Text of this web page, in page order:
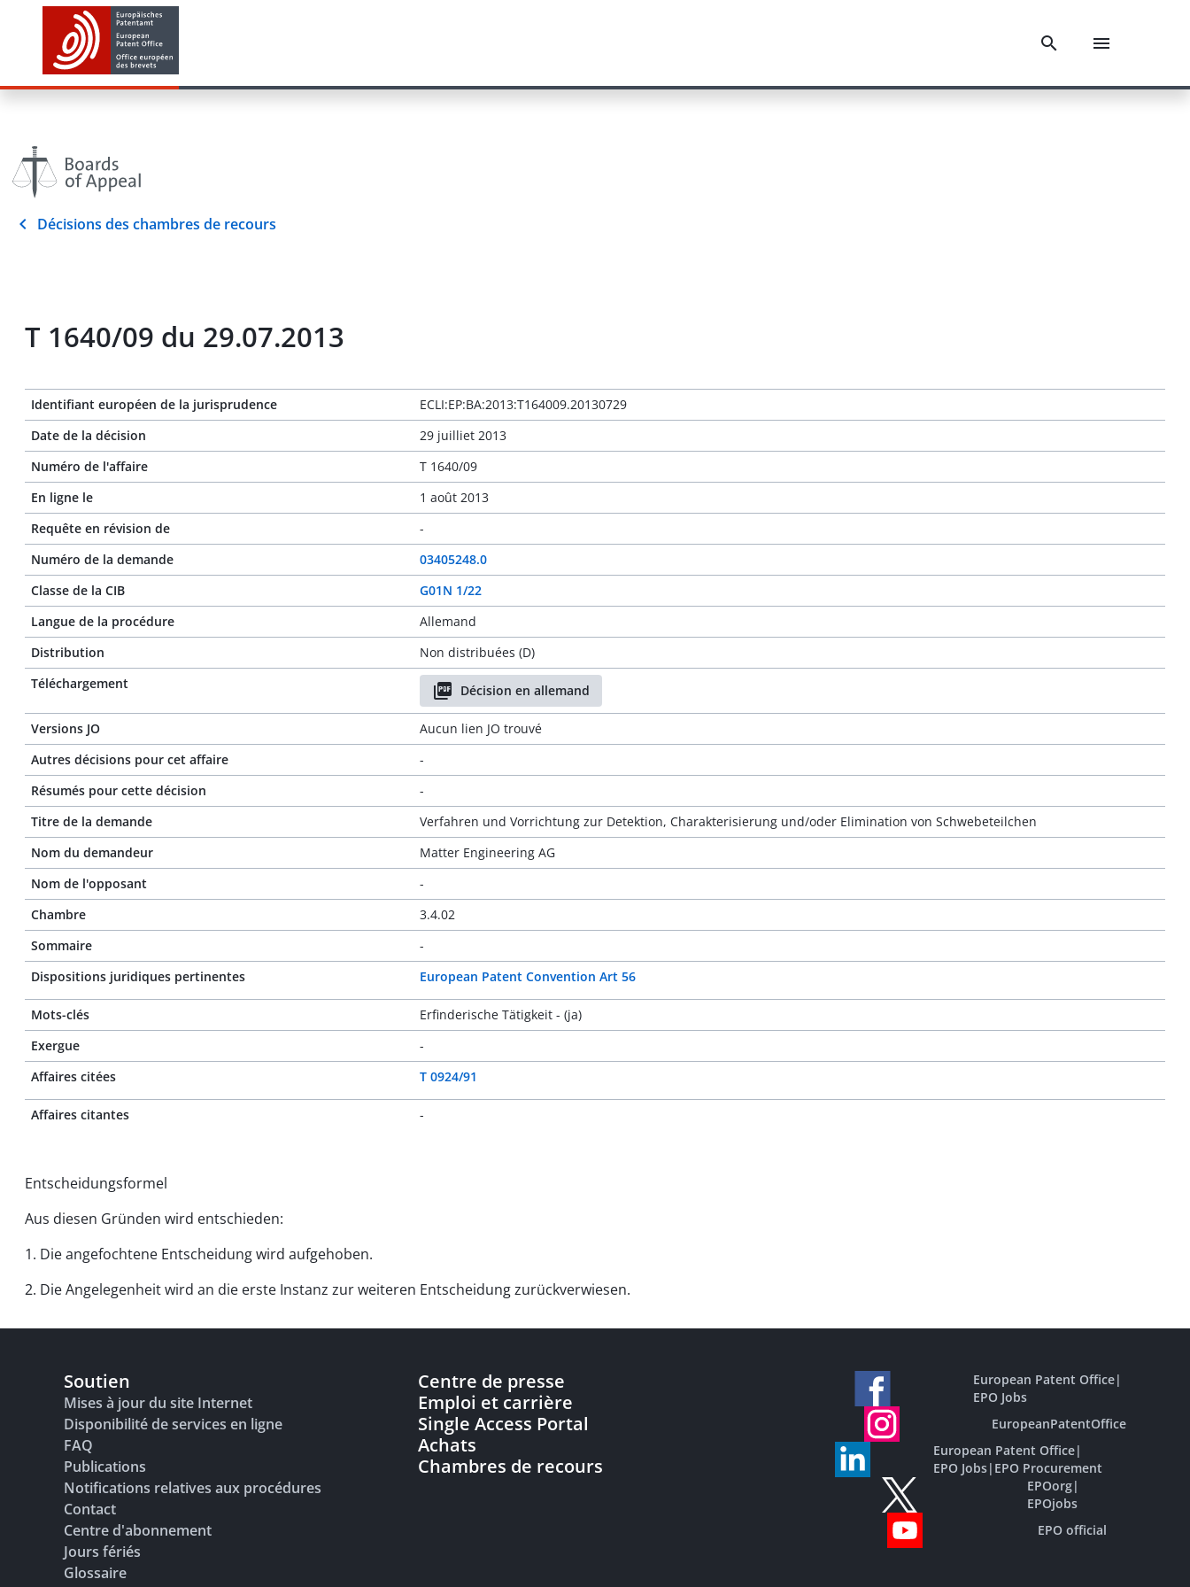
Décisions des chambres de recours
T 1640/09 du 29.07.2013
Identifiant européen de la jurisprudence
ECLI:EP:BA:2013:T164009.20130729
Date de la décision
29 juilliet 2013
Numéro de l'affaire
T 1640/09
En ligne le
1 août 2013
Requête en révision de
-
Numéro de la demande
03405248.0
Classe de la CIB
G01N 1/22
Langue de la procédure
Allemand
Distribution
Non distribuées (D)
Téléchargement
Décision en allemand
Versions JO
Aucun lien JO trouvé
Autres décisions pour cet affaire
-
Résumés pour cette décision
-
Titre de la demande
Verfahren und Vorrichtung zur Detektion, Charakterisierung und/oder Elimination von Schwebeteilchen
Nom du demandeur
Matter Engineering AG
Nom de l'opposant
-
Chambre
3.4.02
Sommaire
-
Dispositions juridiques pertinentes
European Patent Convention Art 56
Mots-clés
Erfinderische Tätigkeit - (ja)
Exergue
-
Affaires citées
T 0924/91
Affaires citantes -
Entscheidungsformel
Aus diesen Gründen wird entschieden:
1. Die angefochtene Entscheidung wird aufgehoben.
2. Die Angelegenheit wird an die erste Instanz zur weiteren Entscheidung zurückverwiesen.
Soutien
Mises à jour du site Internet
Disponibilité de services en ligne
FAQ
Publications
Notifications relatives aux procédures
Contact
Centre d'abonnement
Jours fériés
Glossaire
Centre de presse
Emploi et carrière
Single Access Portal
Achats
Chambres de recours
European Patent Office|
EPO Jobs
EuropeanPatentOffice
European Patent Office|
EPO Jobs| EPO Procurement
EPOorg|
EPOjobs
EPO official